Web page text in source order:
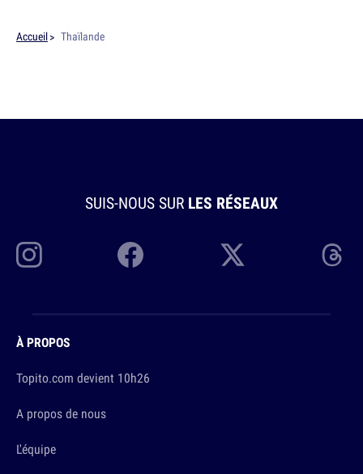
Accueil Thaïlande
SUIS-NOUS SUR LES RÉSEAUX
À PROPOS
Topito.com devient 10h26
A propos de nous
L'équipe